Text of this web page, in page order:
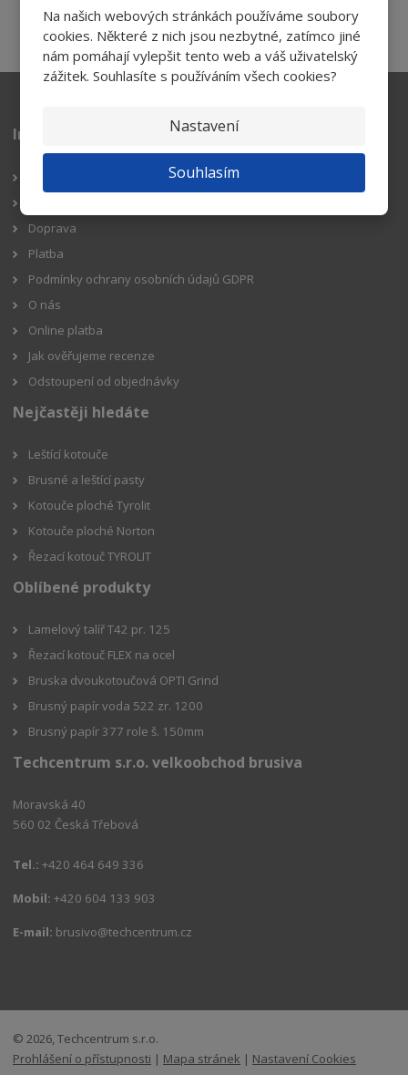
Na našich webových stránkách používáme soubory
cookies. Některé z nich jsou nezbytné, zatímco jiné
nám pomáhají vylepšit tento web a váš uživatelský
zážitek. Souhlasíte s používáním všech cookies?
Nastavení
Souhlasím
Souhlasím sezpracováním osobních údajů.
Informace pro zákazníky
Doprava
Platba
Podmínky ochrany osobních údajů GDPR
O nás
Online platba
Jak ověřujeme recenze
Odstoupení od objednávky
Nejčastěji hledáte
Leštící kotouče
Brusné a leštící pasty
Kotouče ploché Tyrolit
Kotouče ploché Norton
Řezací kotouč TYROLIT
Oblíbené produkty
Lamelový talíř T42 pr. 125
Řezací kotouč FLEX na ocel
Bruska dvoukotoučová OPTI Grind
Brusný papír voda 522 zr. 1200
Brusný papír 377 role š. 150mm
Techcentrum s.r.o. velkoobchod brusiva
Moravská 40
560 02 Česká Třebová
Tel.: +420 464 649 336
Mobil: +420 604 133 903
E-mail: brusivo@techcentrum.cz
© 2026, Techcentrum s.r.o.
Prohlášení o přístupnosti | Mapa stránek | Nastavení Cookies